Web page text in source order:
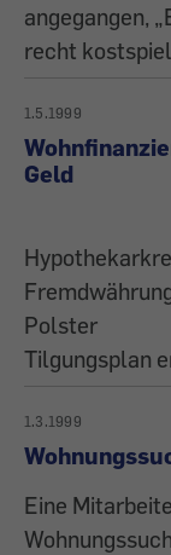
angegangen,
recht
1.5.1999
Geld
Polster
Tilgungsplan
1.3.1999
Eine